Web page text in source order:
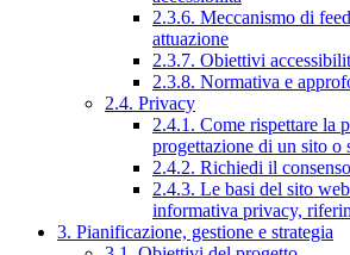
2.3.6. Meccanismo di
attuazione
2.3.7. Obiettivi
2.3.8. Normativa e
2.4. Privacy
2.4.1. Come rispettare la
progettazione di un sito o
2.4.2. Richiedi il
2.4.3. Le basi del sito
informativa privacy,
3. Pianificazione, gestione e strategia